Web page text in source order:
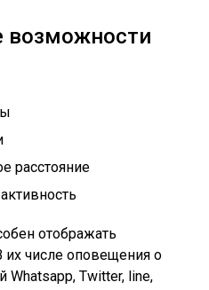
возможности
расстояние
отображать
числе оповещения о
Twitter, line,